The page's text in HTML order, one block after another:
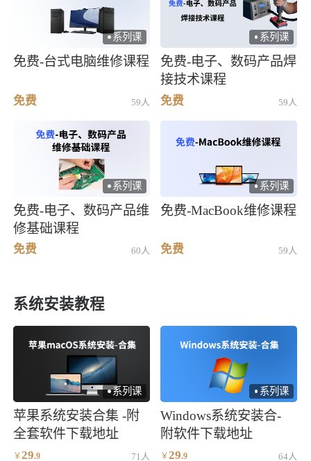
系列课
)
免费-台式电脑维修课程
免费 59人
系列课
)
免费-电子、数码产品焊
接技术课程
免费 59人
系列课
)
免费-电子、数码产品维
修基础课程
免费 60人
系列课
)
免费-MacBook维修课程
免费 59人
系统安装教程
系列课
)
苹果系统安装合集 -附
全套软件下载地址
￥29.9 71人
系列课
)
Windows系统安装合-
附软件下载地址
￥29.9 64人